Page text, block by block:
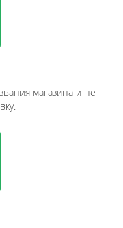
магазина и не